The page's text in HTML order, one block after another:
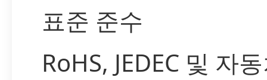
표준 준수
RoHS, JEDEC 및 자